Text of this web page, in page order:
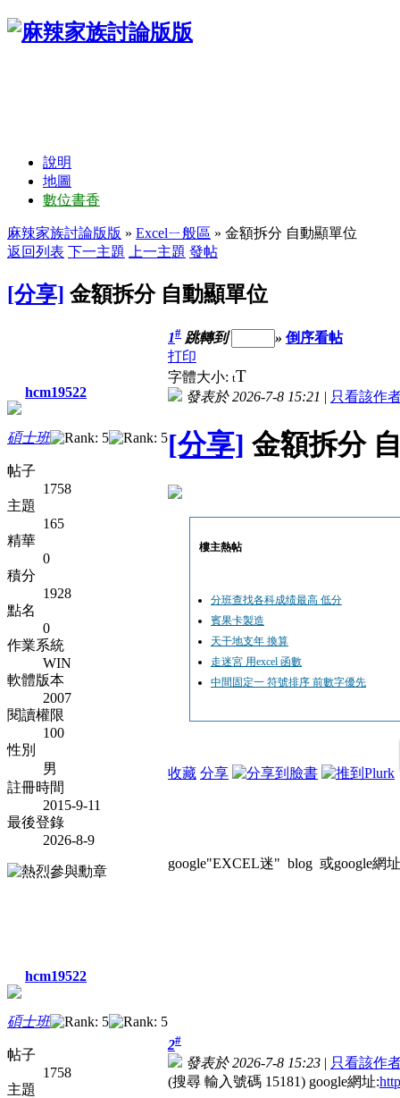
說明
地圖
數位書香
麻辣家族討論版版 » Excelㄧ般區 » 金額拆分 自動顯單位
返回列表 下一主題 上一主題 發帖
[分享] 金額拆分 自動顯單位
hcm19522
碩士班
帖子
1758
主題
165
精華
0
積分
1928
點名
0
作業系統
WIN
軟體版本
2007
閱讀權限
100
性別
男
註冊時間
2015-9-11
最後登錄
2026-8-9
1# 跳轉到 » 倒序看帖
打印
字體大小: tT
發表於 2026-7-8 15:21 | 只看該作
[分享] 金額拆分
樓主熱帖
分班查找各科成绩最高 低分
賓果卡製造
天干地支年 換算
走迷宮 用excel 函數
中間固定一 符號排序 前數字優先
收藏 分享
google"EXCEL迷" blog 或google網址
hcm19522
碩士班
帖子
1758
主題
2#
發表於 2026-7-8 15:23 | 只看該作
(搜尋 輸入號碼 15181) google網址: